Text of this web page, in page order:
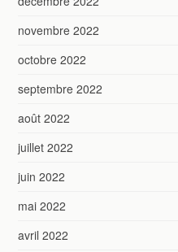
novembre 2022
octobre 2022
septembre 2022
août 2022
juillet 2022
juin 2022
mai 2022
avril 2022